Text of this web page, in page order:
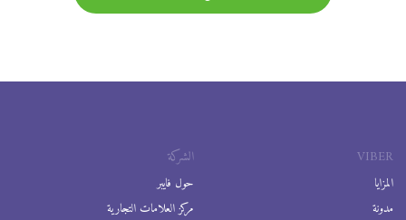
VIBER
المزايا
مدونة
الشركة
حول فايبر
مركز العلامات التجارية